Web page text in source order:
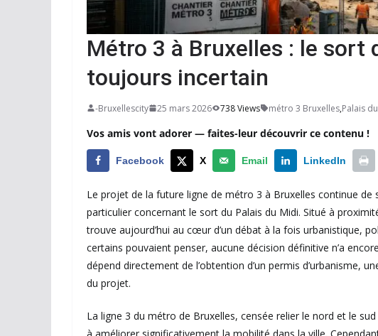
Métro 3 à Bruxelles : le sort
toujours incertain
-Bruxellescity 25 mars 2026 738 Views métro 3 Bruxelles,Palais
Vos amis vont adorer — faites-leur découvrir ce contenu !
Facebook X Email LinkedIn
Le projet de la future ligne de métro 3 à Bruxelles continue
particulier concernant le sort du Palais du Midi. Situé à
trouve aujourd’hui au cœur d’un débat à la fois urbanistique,
certains pouvaient penser, aucune décision définitive n’a
dépend directement de l’obtention d’un permis d’urbanisme,
du projet.
La ligne 3 du métro de Bruxelles, censée relier le nord et le